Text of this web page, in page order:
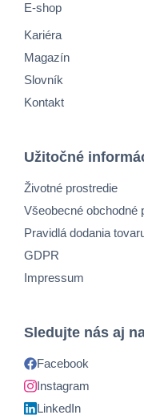
E-shop
Kariéra
Magazín
Slovník
Kontakt
Užitočné
Životné prostredie
Všeobecné obchodné
Pravidlá dodania
GDPR
Impressum
Sledujte nás aj
Facebook
Instagram
LinkedIn